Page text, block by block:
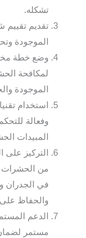
تشكله.
تقديم تقييم
الموجودة
وضع خطة
لمكافحة
الموجودة
استخدام
وفعالة
المبيدات
التركيز على
من الحشرات
في الجدران
والحفاظ
الدعم
مستمر لضمان